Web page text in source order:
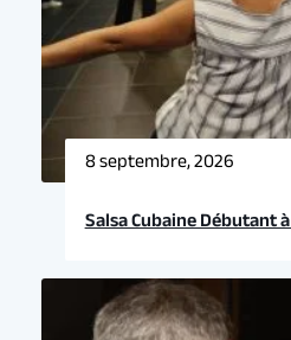
8 septembre, 2026
Salsa Cubaine Débutant